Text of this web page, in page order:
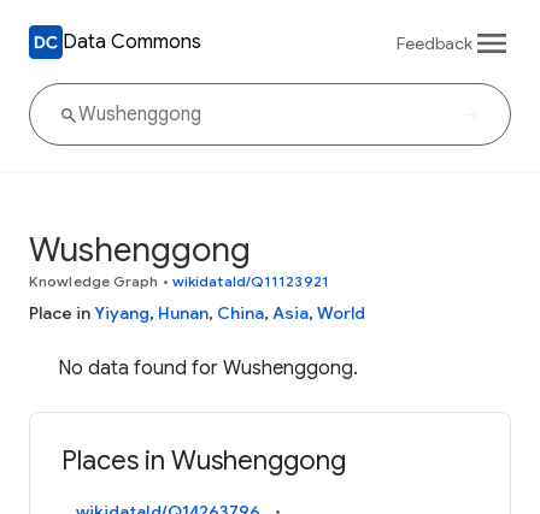
Data Commons Feedback
Wushenggong
Knowledge Graph • wikidataId/Q11123921
Place inYiyang, Hunan, China, Asia, World
No data found for Wushenggong.
Places in Wushenggong